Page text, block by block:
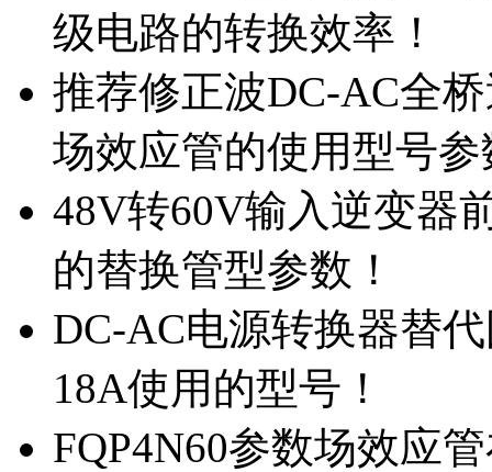
级电路的转换效率！
推荐修正波DC-AC全
场效应管的使用型号参
48V转60V输入逆变器
的替换管型参数！
DC-AC电源转换器替
18A使用的型号！
FQP4N60参数场效应